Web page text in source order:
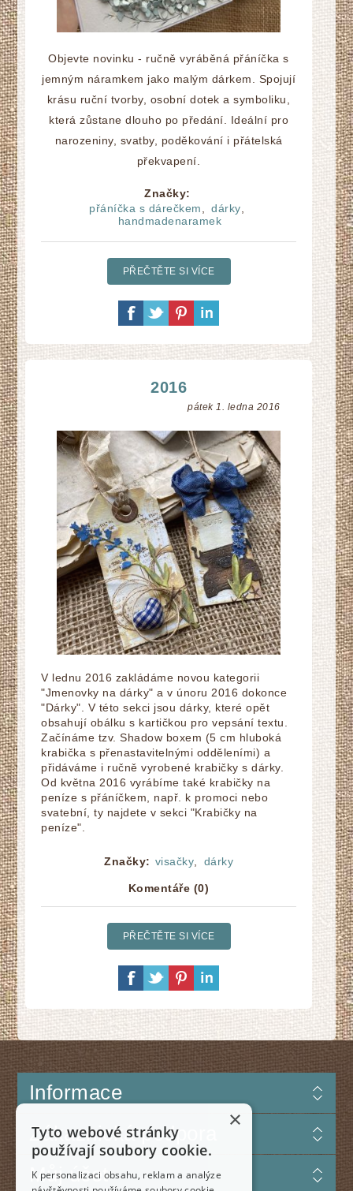
Objevte novinku - ručně vyráběná přáníčka s
jemným náramkem jako malým dárkem. Spojují
krásu ruční tvorby, osobní dotek a symboliku,
která zůstane dlouho po předání. Ideální pro
narozeniny, svatby, poděkování i přátelská
překvapení.
Značky:
přáníčka s dárečkem, dárky,
handmadenaramek
PŘEČTĚTE SI VÍCE
2016
pátek 1. ledna 2016
V lednu 2016 zakládáme novou kategorii
"Jmenovky na dárky" a v únoru 2016 dokonce
"Dárky". V této sekci jsou dárky, které opět
obsahují obálku s kartičkou pro vepsání textu.
Začínáme tzv. Shadow boxem (5 cm hluboká
krabička s přenastavitelnými odděleními) a
přidáváme i ručně vyrobené krabičky s dárky.
Od května 2016 vyrábíme také krabičky na
peníze s přáníčkem, např. k promoci nebo
svatební, ty najdete v sekci "Krabičky na
peníze".
Značky: visačky dárky
Komentáře (0)
PŘEČTĚTE SI VÍCE
Informace
Zákaznická podpora
Můj účet
×
Tyto webové stránky
používají soubory cookie.
K personalizaci obsahu, reklam a analýze